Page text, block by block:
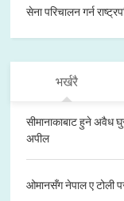
सेना परिचालन गर्न
भर्खरै
सीमानाकाबाट हुने अवैध
अपील
ओमानसँग नेपाल ए टोली